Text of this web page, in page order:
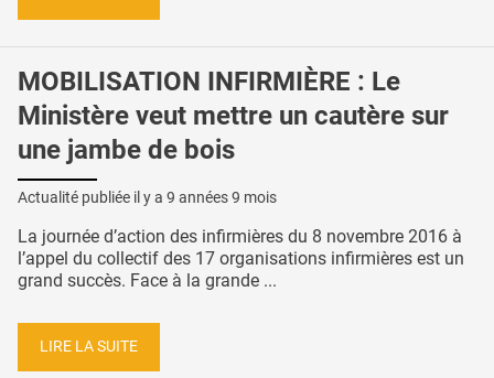
MOBILISATION INFIRMIÈRE : Le
Ministère veut mettre un cautère sur
une jambe de bois
Actualité publiée il y a 9 années 9 mois
La journée d’action des infirmières du 8 novembre 2016 à
l’appel du collectif des 17 organisations infirmières est un
grand succès. Face à la grande ...
LIRE LA SUITE